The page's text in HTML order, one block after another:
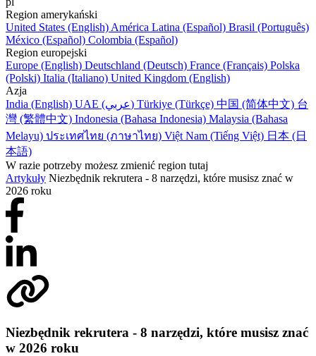
Region amerykański
United States (English) América Latina (Español) Brasil (Português)
México (Español) Colombia (Español)
Region europejski
Europe (English) Deutschland (Deutsch) France (Français) Polska
(Polski) Italia (Italiano) United Kingdom (English)
Azja
India (English)
UAE (عربي) Türkiye (Türkçe) 中国 (简体中文) 台
灣 (繁體中文) Indonesia (Bahasa Indonesia) Malaysia (Bahasa
Melayu) ประเทศไทย (ภาษาไทย) Việt Nam (Tiếng Việt) 日本 (日
本語)
W razie potrzeby możesz zmienić region tutaj
Artykuły Niezbędnik rekrutera - 8 narzędzi, które musisz znać w
2026 roku
Niezbędnik rekrutera - 8 narzędzi, które musisz znać
w 2026 roku